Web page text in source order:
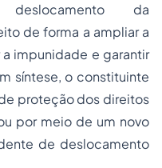
da
de forma a ampliar a
impunidade e garantir
síntese, o constituinte
proteção dos direitos
por meio de um novo
de deslocamento